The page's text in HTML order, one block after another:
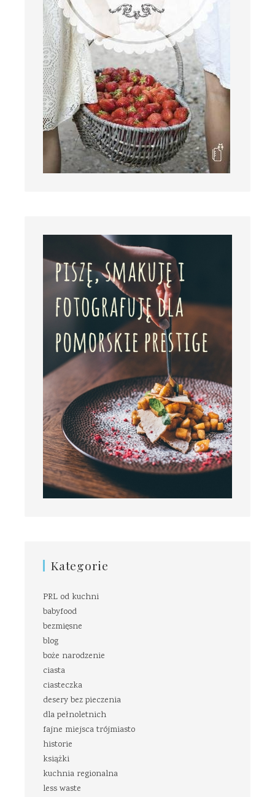
Kategorie
PRL od kuchni
babyfood
bezmięsne
blog
boże narodzenie
ciasta
ciasteczka
desery bez pieczenia
dla pełnoletnich
fajne miejsca trójmiasto
historie
książki
kuchnia regionalna
less waste